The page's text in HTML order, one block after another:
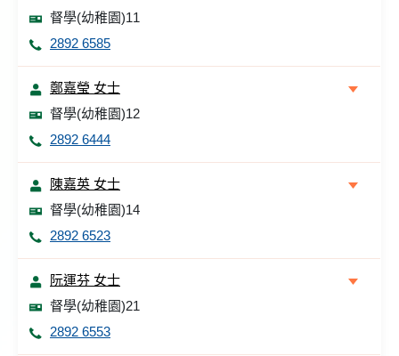
督學(幼稚園)11
2892 6585
鄭嘉瑩 女士
督學(幼稚園)12
2892 6444
陳嘉英 女士
督學(幼稚園)14
2892 6523
阮運芬 女士
督學(幼稚園)21
2892 6553